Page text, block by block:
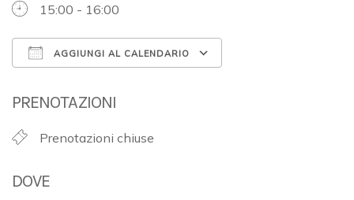
15:00 - 16:00
AGGIUNGI AL CALENDARIO
PRENOTAZIONI
Prenotazioni chiuse
DOVE